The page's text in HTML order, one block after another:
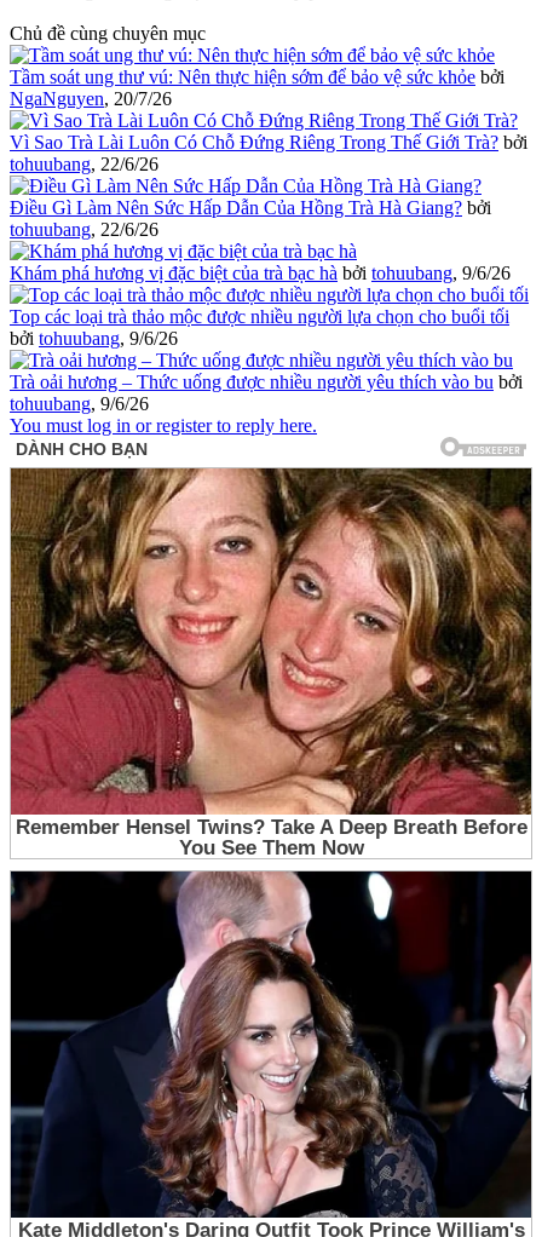
Chủ đề cùng chuyên mục
Tầm soát ung thư vú: Nên thực hiện sớm để bảo vệ sức khỏe bởi
NgaNguyen, 20/7/26
Vì Sao Trà Lài Luôn Có Chỗ Đứng Riêng Trong Thế Giới Trà? bởi
tohuubang, 22/6/26
Điều Gì Làm Nên Sức Hấp Dẫn Của Hồng Trà Hà Giang? bởi
tohuubang, 22/6/26
Khám phá hương vị đặc biệt của trà bạc hà bởi tohuubang, 9/6/26
Top các loại trà thảo mộc được nhiều người lựa chọn cho buổi tối
bởi tohuubang, 9/6/26
Trà oải hương – Thức uống được nhiều người yêu thích vào bu bởi
tohuubang, 9/6/26
You must log in or register to reply here.